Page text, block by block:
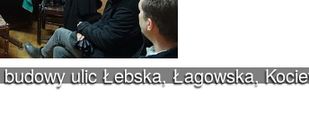
ulic Łebska, Łagowska,